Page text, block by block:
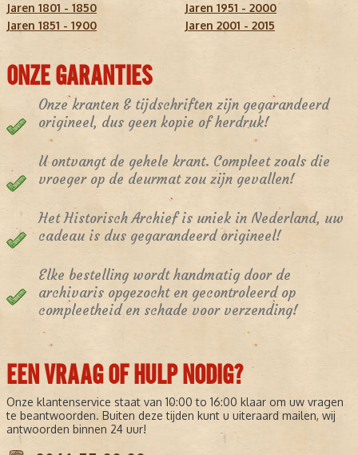
Jaren 1801 - 1850
Jaren 1851 - 1900
Jaren 1951 - 2000
Jaren 2001 - 2015
ONZE GARANTIES
Onze kranten & tijdschriften zijn gegarandeerd
origineel, dus geen kopie of herdruk!
U ontvangt de gehele krant. Compleet zoals die
vroeger op de deurmat zou zijn gevallen!
Het Historisch Archief is uniek in Nederland, uw
cadeau is dus gegarandeerd origineel!
Elke bestelling wordt handmatig door de
archivaris opgezocht en gecontroleerd op
compleetheid en schade voor verzending!
EEN VRAAG OF HULP NODIG?
Onze klantenservice staat van 10:00 to 16:00 klaar om uw vragen
te beantwoorden. Buiten deze tijden kunt u uiteraard mailen, wij
antwoorden binnen 24 uur!